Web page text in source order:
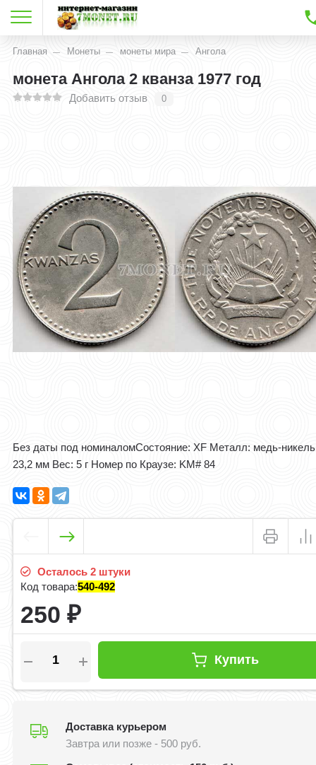
Главная Монеты монеты мира Ангола
монета Ангола 2 кванза 1977 год
Добавить отзыв 0
Без даты под номиналом ​Состояние: ХF Металл: медь-
23,2 мм Вес: 5 г Номер по Краузе: KM# 84​
Осталось 2 штуки
Код товара:540-492
250₽
Купить
Доставка курьером
Завтра или позже - 500 руб.